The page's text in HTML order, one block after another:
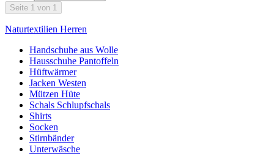
Seite 1 von 1
Naturtextilien Herren
Handschuhe aus Wolle
Hausschuhe Pantoffeln
Hüftwärmer
Jacken Westen
Mützen Hüte
Schals Schlupfschals
Shirts
Socken
Stirnbänder
Unterwäsche